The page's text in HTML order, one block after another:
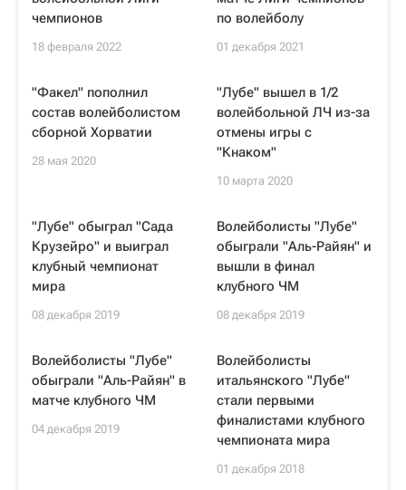
чемпионов
18 февраля 2022
по волейболу
01 декабря 2021
"Факел" пополнил
состав волейболистом
сборной Хорватии
28 мая 2020
"Лубе" вышел в 1/2
волейбольной ЛЧ из-за
отмены игры с
"Кнаком"
10 марта 2020
"Лубе" обыграл "Сада
Крузейро" и выиграл
клубный чемпионат
мира
08 декабря 2019
Волейболисты "Лубе"
обыграли "Аль-Райян" и
вышли в финал
клубного ЧМ
08 декабря 2019
Волейболисты "Лубе"
обыграли "Аль-Райян" в
матче клубного ЧМ
04 декабря 2019
Волейболисты
итальянского "Лубе"
стали первыми
финалистами клубного
чемпионата мира
01 декабря 2018